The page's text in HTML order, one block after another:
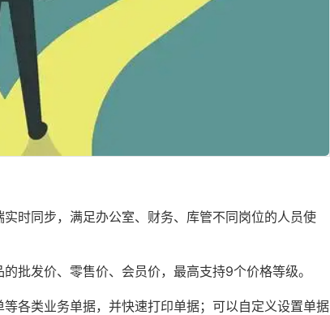
时同步，满足办公室、财务、库管不同岗位的人员使
批发价、零售价、会员价，最高支持9个价格等级。
各类业务单据，并快速打印单据；可以自定义设置单据